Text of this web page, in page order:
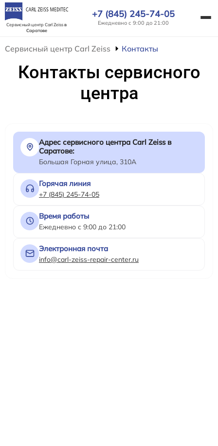
Сервисный центр Carl Zeissв
Саратове
+7 (845) 245-74-05
Ежедневно с 9:00 до 21:00
Сервисный центр Carl Zeiss Контакты
Контакты сервисного
центра
Адрес сервисного центра Carl Zeiss в
Саратове:
Большая Горная улица, 310А
Горячая линия
+7 (845) 245-74-05
Время работы
Ежедневно с 9:00 до 21:00
Электронная почта
info@carl-zeiss-repair-center.ru